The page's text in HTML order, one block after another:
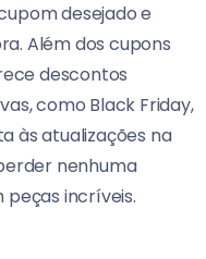
desejado e
Além dos cupons
descontos
como Black Friday,
às atualizações na
nenhuma
incríveis.